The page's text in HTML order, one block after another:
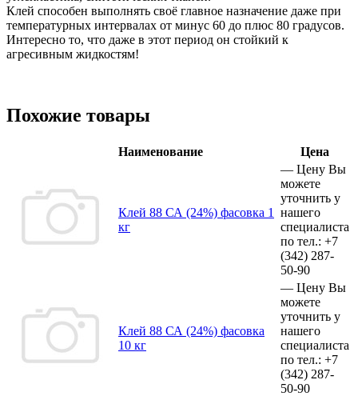
Клей способен выполнять своё главное назначение даже при
температурных интервалах от минус 60 до плюс 80 градусов.
Интересно то, что даже в этот период он стойкий к
агресивным жидкостям!
Похожие товары
Наименование Цена
Клей 88 СА (24%) фасовка 1
кг
— Цену Вы
можете
уточнить у
нашего
специалиста
по тел.: +7
(342) 287-
50-90
Клей 88 СА (24%) фасовка
10 кг
— Цену Вы
можете
уточнить у
нашего
специалиста
по тел.: +7
(342) 287-
50-90